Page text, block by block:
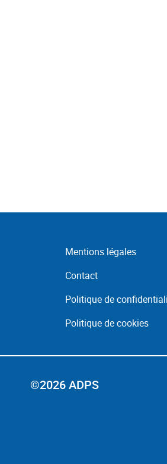
Mentions légales
Contact
Politique de
Politique de cookies
©2026 ADPS